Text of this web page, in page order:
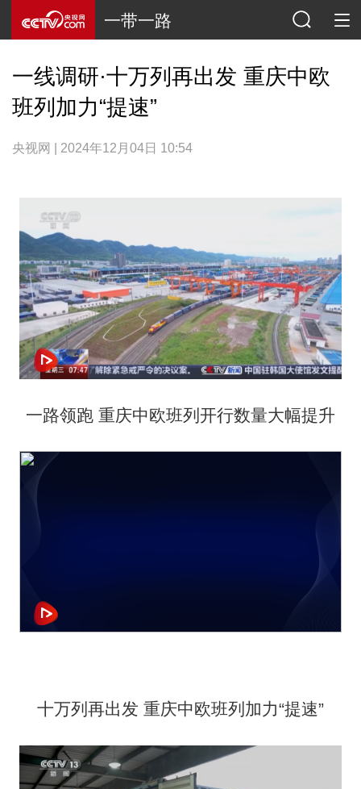
一带一路
一线调研·十万列再出发 重庆中欧
班列加力“提速”
央视网 | 2024年12月04日 10:54
一路领跑 重庆中欧班列开行数量大幅提升
十万列再出发 重庆中欧班列加力“提速”